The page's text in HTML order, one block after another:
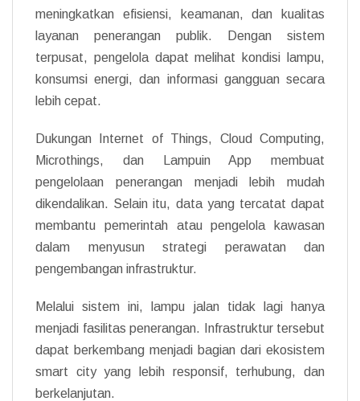
meningkatkan efisiensi, keamanan, dan kualitas
layanan penerangan publik. Dengan sistem
terpusat, pengelola dapat melihat kondisi lampu,
konsumsi energi, dan informasi gangguan secara
lebih cepat.
Dukungan Internet of Things, Cloud Computing,
Microthings, dan Lampuin App membuat
pengelolaan penerangan menjadi lebih mudah
dikendalikan. Selain itu, data yang tercatat dapat
membantu pemerintah atau pengelola kawasan
dalam menyusun strategi perawatan dan
pengembangan infrastruktur.
Melalui sistem ini, lampu jalan tidak lagi hanya
menjadi fasilitas penerangan. Infrastruktur tersebut
dapat berkembang menjadi bagian dari ekosistem
smart city yang lebih responsif, terhubung, dan
berkelanjutan.